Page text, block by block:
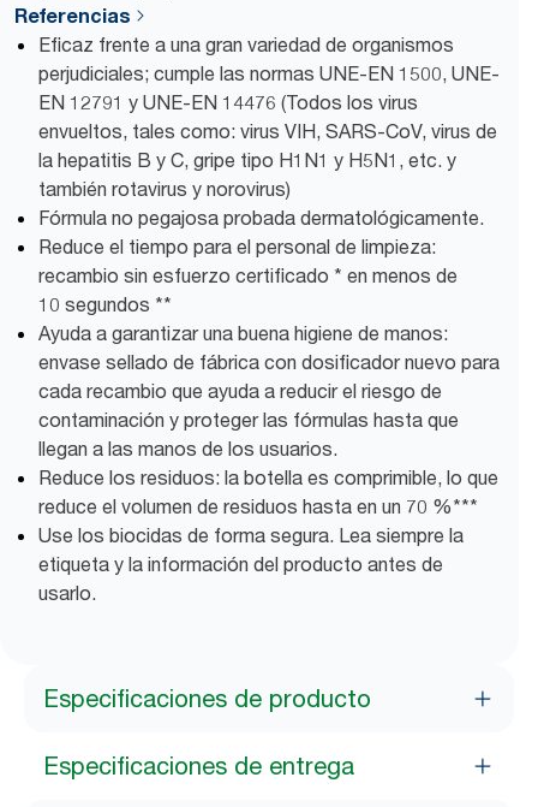
Referencias
Eficaz frente a una gran variedad de organismos
perjudiciales; cumple las normas UNE-EN 1500, UNE-
EN 12791 y UNE-EN 14476 (Todos los virus
envueltos, tales como: virus VIH, SARS-CoV, virus de
la hepatitis B y C, gripe tipo H1N1 y H5N1, etc. y
también rotavirus y norovirus)
Fórmula no pegajosa probada dermatológicamente.
Reduce el tiempo para el personal de limpieza:
recambio sin esfuerzo certificado * en menos de
10 segundos **
Ayuda a garantizar una buena higiene de manos:
envase sellado de fábrica con dosificador nuevo para
cada recambio que ayuda a reducir el riesgo de
contaminación y proteger las fórmulas hasta que
llegan a las manos de los usuarios.
Reduce los residuos: la botella es comprimible, lo que
reduce el volumen de residuos hasta en un 70 %***
Use los biocidas de forma segura. Lea siempre la
etiqueta y la información del producto antes de
usarlo.
Especificaciones de producto
Especificaciones de entrega